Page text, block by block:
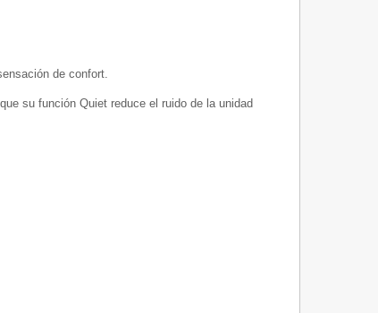
de confort.
su función Quiet reduce el ruido de la unidad